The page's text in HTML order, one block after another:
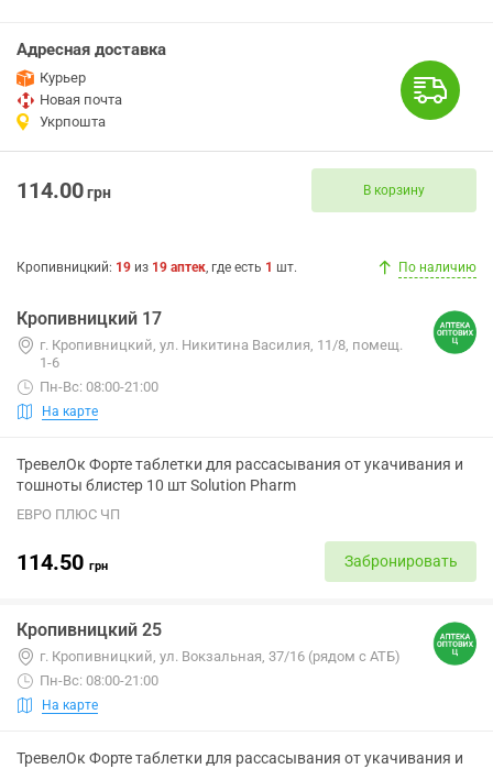
Адресная доставка
Курьер
Новая почта
Укрпошта
114.00грн В корзину
Кропивницкий: 19 из 19 аптек, где есть 1 шт. По наличию
Кропивницкий 17
г. Кропивницкий, ул. Никитина Василия, 11/8, помещ.
1-6
Пн-Вс: 08:00-21:00
На карте
ТревелОк Форте таблетки для рассасывания от укачивания и
тошноты блистер 10 шт Solution Pharm
ЕВРО ПЛЮС ЧП
114.50 грн Забронировать
Кропивницкий 25
г. Кропивницкий, ул. Вокзальная, 37/16 (рядом с АТБ)
Пн-Вс: 08:00-21:00
На карте
ТревелОк Форте таблетки для рассасывания от укачивания и